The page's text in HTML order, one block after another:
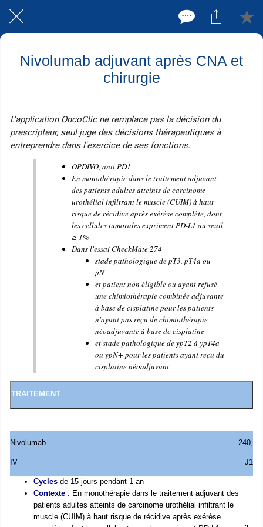
Nivolumab adjuvant après CNA et
chirurgie
L'application OncoClic ne remplace pas la décision du
prescripteur, seul juge des décisions thérapeutiques à
entreprendre dans l'exercice de ses fonctions.
OPDIVO, anti PD1
En monothérapie dans le traitement adjuvant
des patients adultes atteints de carcinome
urothélial infiltrant le muscle (CUIM) à haut
risque de récidive après exérèse complète, dont
les cellules tumorales expriment PD-L1 au seuil
≥ 1%
Dans l'essai CheckMate 274
stade pathologique de pT3, pT4a ou
pN+
et patient non éligible ou ayant refusé
une chimiothérapie combinée adjuvante
à base de cisplatine pour les patients
n'ayant pas reçu de chimiothérapie
néoadjuvante à base de cisplatine
et stade pathologique de ypT2 à ypT4a
ou ypN+ pour les patients ayant reçu du
cisplatine néoadjuvant
TRAITEMENT
Nivolumab
IV
240
J1
Cycles de 15 jours pendant 1 an
Contexte : En monothérapie dans le traitement adjuvant des
patients adultes atteints de carcinome urothélial infiltrant le
muscle (CUIM) à haut risque de récidive après exérèse